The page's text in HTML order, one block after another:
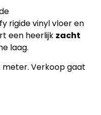
rigide vinyl vloer en
een heerlijk zacht
laag.
meter. Verkoop gaat